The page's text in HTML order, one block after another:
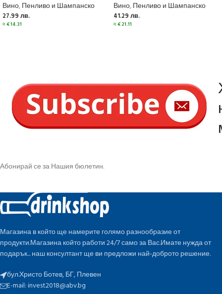
Вино,Пенливо и Шампанско
27.99 лв.
≈€14.31
Вино,Пенливо и Шампанско
41.29 лв.
≈€21.11
Абонирай се за Нашия бюлетин.
Магазина в който ще намерите голямо разнообразие от
продукти.Магазина който работи 24/7 само за Вас.Имате нужда от
подарък... наш консултант ще ви предложи най-доброто решение.
бул.Христо Ботев, БГ, Плевен
E-mail:invest2018@abv.bg